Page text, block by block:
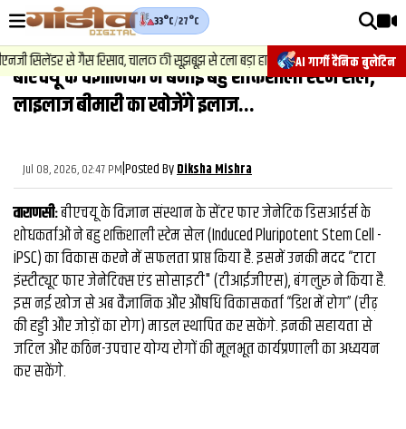
AI गार्गी दैनिक बुलेटिन
33°C/27°C
सिलेंडर से गैस रिसाव, चालक की सूझबूझ से टला बड़ा हादसा. 2.न्यूज़-चेसिस नंबर
वीडियोज़
वाराणसी न्यूज़
राजनीति
फिल्मी
साहित्य
संस्कृति
ख़ान पान और जीवनशैली
अंतरराष्ट्रीय
फैक्ट चेक
बीएचयू के वैज्ञानिकों ने बनाई बहु शक्तिशाली स्टेम सेल,
लाइलाज बीमारी का खोजेंगे इलाज...
Jul 08, 2026, 02:47 PM|Posted ByDiksha Mishra
वाराणसीःबीएचयू के विज्ञान संस्थान के सेंटर फार जेनेटिक डिसआर्डर्स के
शोधकर्ताओं ने बहु शक्तिशाली स्टेम सेल (Induced Pluripotent Stem Cell -
iPSC) का विकास करने में सफलता प्राप्त किया है. इसमें उनकी मदद “टाटा
इंस्टीट्यूट फार जेनेटिक्स एंड सोसाइटी" (टीआईजीएस), बंगलुरु ने किया है.
इस नई खोज से अब वैज्ञानिक और औषधि विकासकर्ता “डिश में रोग” (रीढ़
की हड्डी और जोड़ों का रोग) माडल स्थापित कर सकेंगे. इनकी सहायता से
जटिल और कठिन-उपचार योग्य रोगों की मूलभूत कार्यप्रणाली का अध्ययन
कर सकेंगे.